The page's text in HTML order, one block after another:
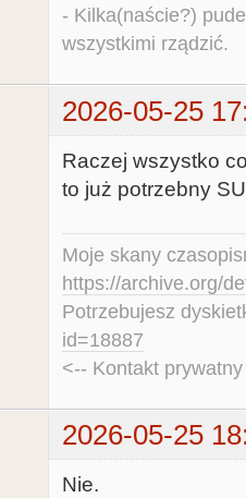
- Kilka(naście?)
wszystkimi rządzić.
2026-05-25
Raczej wszystko
to już potrzebny
Moje skany
https://archive.org/
Potrzebujesz
id=18887
<-- Kontakt
2026-05-25
Nie.